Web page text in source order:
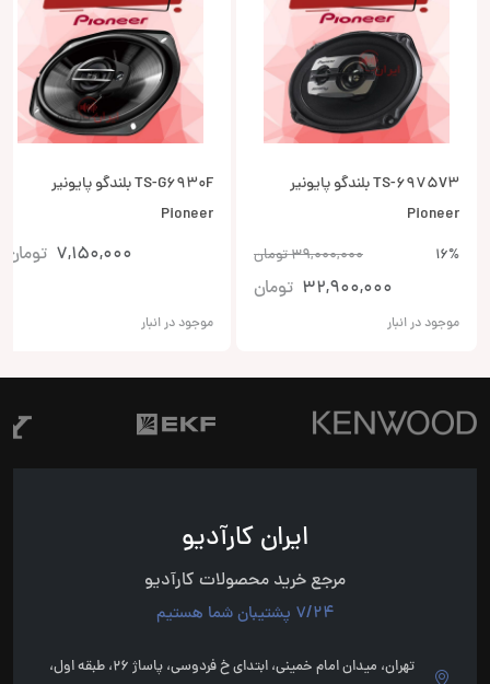
TS-6975V3 بلندگو پایونیر
Pioneer
16%
39,000,000تومان
32,900,000 تومان
موجود در انبار
TS-G6930F بلندگو پایونیر
Pioneer
7,150,000 تومان
موجود در انبار
ایران کارآدیو
مرجع خرید محصولات کارآدیو
7/24 پشتیبان شما هستیم
تهران، میدان امام خمینی، ابتدای خ فردوسی، پاساژ 26، طبقه اول،